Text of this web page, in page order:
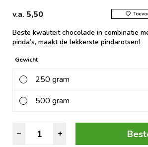
v.a. 5,50
Beste kwaliteit chocolade in combinatie
pinda’s, maakt de lekkerste pindarotsen!
Gewicht
250 gram
500 gram
–
Pindarots
ruby
+